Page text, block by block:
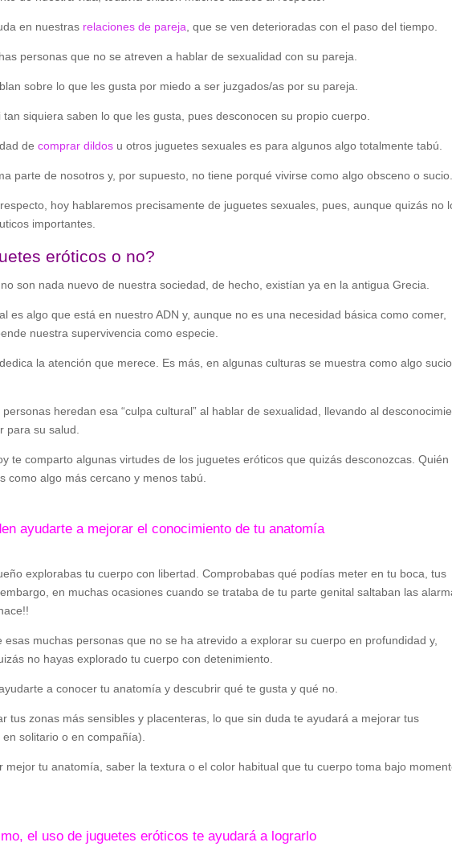
en nuestras relaciones de pareja , que se ven deterioradas con el paso del tiempo.
personas que no se atreven a hablar de sexualidad con su pareja.
sobre lo que les gusta por miedo a ser juzgados/as por su pareja.
siquiera saben lo que les gusta, pues desconocen su propio cuerpo.
decomprar dildos u otros juguetes sexuales es para algunos algo totalmente tabú.
parte de nosotros y, por supuesto, no tiene porqué vivirse como algo obsceno o sucio.
hoy hablaremos precisamente de juguetes sexuales, pues, aunque quizás no
importantes.
eróticos o no?
son nada nuevo de nuestra sociedad, de hecho, existían ya en la antigua Grecia.
es algo que está en nuestro ADN y, aunque no es una necesidad básica como comer,
nuestra supervivencia como especie.
la atención que merece. Es más, en algunas culturas se muestra como algo
heredan esa “culpa cultural” al hablar de sexualidad, llevando al
para su salud.
te comparto algunas virtudes de los juguetes eróticos que quizás desconozcas. Quién
como algo más cercano y menos tabú.
ayudarte a mejorar el conocimiento de tu anatomía
explorabas tu cuerpo con libertad. Comprobabas qué podías meter en tu boca, tus
en muchas ocasiones cuando se trataba de tu parte genital saltaban las
muchas personas que no se ha atrevido a explorar su cuerpo en profundidad y,
no hayas explorado tu cuerpo con detenimiento.
a conocer tu anatomía y descubrir qué te gusta y qué no.
tus zonas más sensibles y placenteras, lo que sin duda te ayudará a mejorar tus
solitario o en compañía).
mejor tu anatomía, saber la textura o el color habitual que tu cuerpo toma bajo
el uso de juguetes eróticos te ayudará a lograrlo